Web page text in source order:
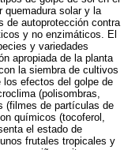
quemadura solar y la
de autoprotección contra
y no enzimáticos. El
y variedades
apropiada de la planta
la siembra de cultivos
los efectos del golpe de
(polisombras,
(filmes de partículas de
químicos (tocoferol,
el estado de
frutales tropicales y